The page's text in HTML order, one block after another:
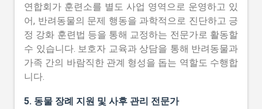
연합회가 훈련소를 별도 사업 영역으로 운영하고 있
어, 반려동물의 문제 행동을 과학적으로 진단하고 긍
정 강화 훈련법 등을 통해 교정하는 전문가로 활동할
수 있습니다. 보호자 교육과 상담을 통해 반려동물과
가족 간의 바람직한 관계 형성을 돕는 역할도 수행합
니다.
5. 동물 장례 지원 및 사후 관리 전문가